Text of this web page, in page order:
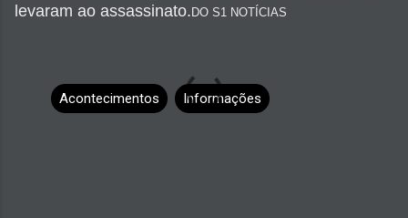
levaram ao assassinato.DO S1 NOTÍCIAS
Acontecimentos Informações